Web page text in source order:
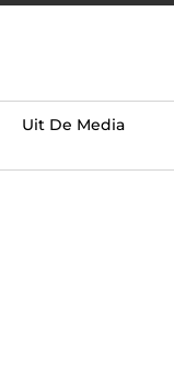
Uit De Media